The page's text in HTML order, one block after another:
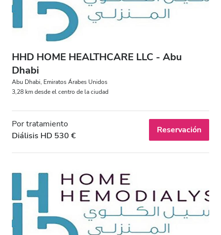
HHD HOME HEALTHCARE LLC - Abu
Dhabi
Abu Dhabi, Emiratos Árabes Unidos
3,28 km desde el centro de la ciudad
Por tratamiento
Diálisis HD 530 €
Reservación